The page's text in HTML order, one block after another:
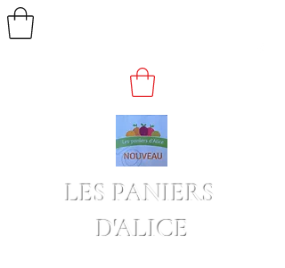
LES PANIERS
D'ALICE